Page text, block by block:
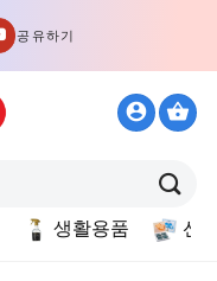
공유하기
생활용품 선